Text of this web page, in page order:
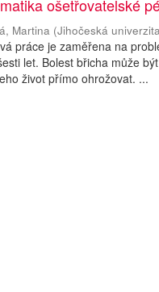
ošetřovatelské
Martina (Jihočeská
práce je zaměřena na
let. Bolest břicha může
život přímo ohrožovat. ...